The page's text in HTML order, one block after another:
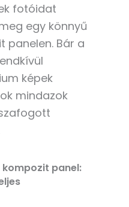
fotóidat
egy könnyű
panelen. Bár a
képek
mindazok
panel: